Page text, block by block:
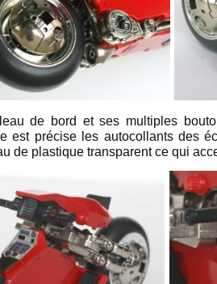
de bord et ses multiples
est précise les autocollants des
de plastique transparent ce qui